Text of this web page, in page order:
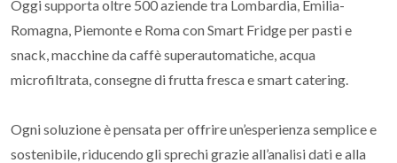
Oggi supporta oltre 500 aziende tra Lombardia, Emilia-
Romagna, Piemonte e Roma con Smart Fridge per pasti e
snack, macchine da caffè superautomatiche, acqua
microfiltrata, consegne di frutta fresca e smart catering.
Ogni soluzione è pensata per offrire un’esperienza semplice e
sostenibile, riducendo gli sprechi grazie all’analisi dati e alla